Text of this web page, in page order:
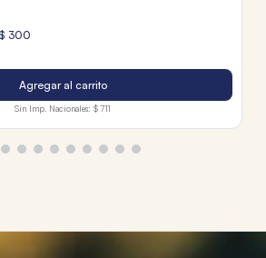
$ 300
Agregar al carrito
Sin Imp. Nacionales: $ 711